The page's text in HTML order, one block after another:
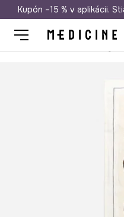
Doprava
Kupón –15 % v aplikácii.